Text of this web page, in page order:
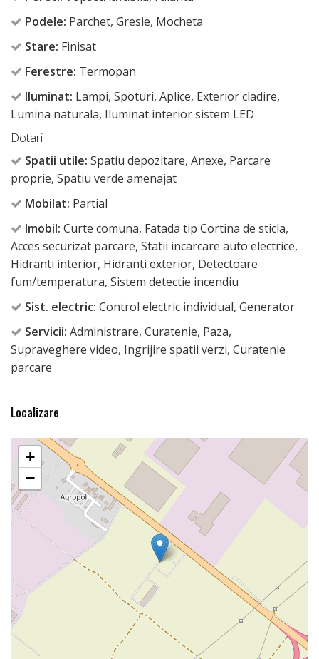
Podele: Parchet, Gresie, Mocheta
Stare: Finisat
Ferestre: Termopan
Iluminat: Lampi, Spoturi, Aplice, Exterior cladire,
Lumina naturala, Iluminat interior sistem LED
Dotari
Spatii utile: Spatiu depozitare, Anexe, Parcare
proprie, Spatiu verde amenajat
Mobilat: Partial
Imobil: Curte comuna, Fatada tip Cortina de sticla,
Acces securizat parcare, Statii incarcare auto electrice,
Hidranti interior, Hidranti exterior, Detectoare
fum/temperatura, Sistem detectie incendiu
Sist. electric: Control electric individual, Generator
Servicii: Administrare, Curatenie, Paza,
Supraveghere video, Ingrijire spatii verzi, Curatenie
parcare
Localizare
+
−